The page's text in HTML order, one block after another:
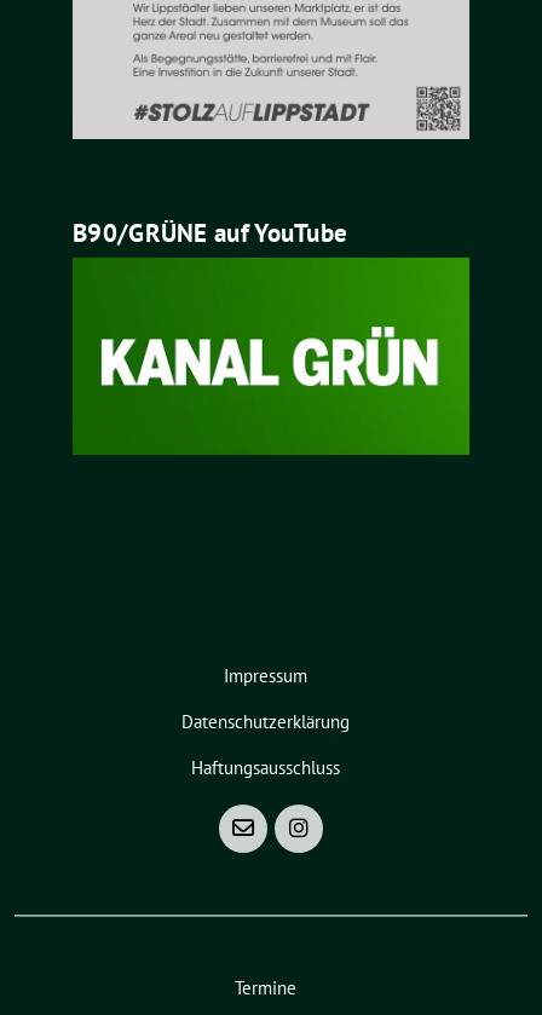
B90/GRÜNE auf YouTube
Impressum
Datenschutzerklärung
Haftungsausschluss
Termine